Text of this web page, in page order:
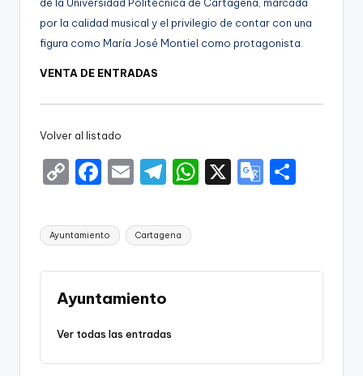
por la calidad musical y el privilegio de contar con una
figura como María José Montiel como protagonista.
VENTA DE ENTRADAS
Volver al listado
C
p
y
Li
n
k
F
c
e
b
o
o
E
ai
l
T
e
gr
a
W
A
X
G
e
Etiquetas:
Ayuntamiento Cartagena
Ayuntamiento
Ver todas las entradas